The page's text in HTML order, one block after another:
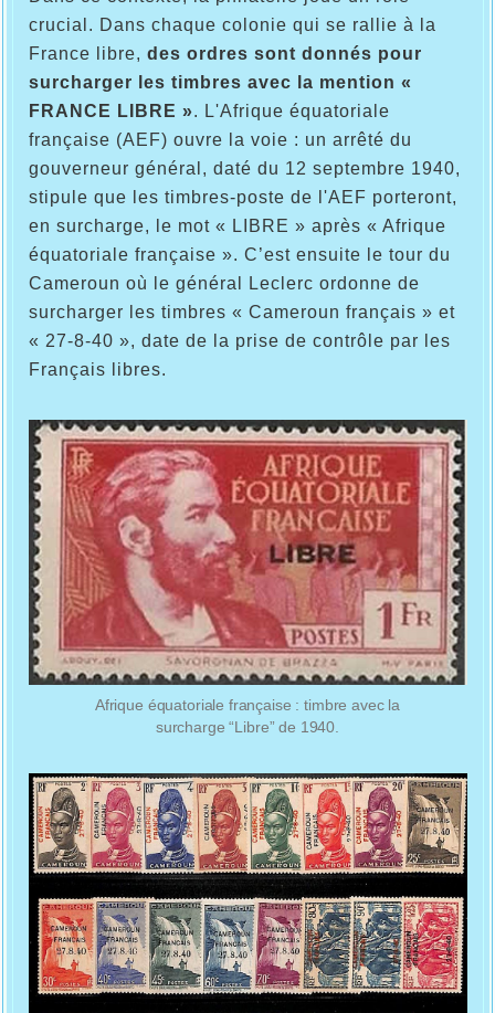
crucial. Dans chaque colonie qui se rallie à la
France libre, des ordres sont donnés pour
surcharger les timbres avec la mention «
FRANCE LIBRE ». L'Afrique équatoriale
française (AEF) ouvre la voie : un arrêté du
gouverneur général, daté du 12 septembre 1940,
stipule que les timbres-poste de l'AEF porteront,
en surcharge, le mot « LIBRE » après « Afrique
équatoriale française ». C’est ensuite le tour du
Cameroun où le général Leclerc ordonne de
surcharger les timbres « Cameroun français » et
« 27-8-40 », date de la prise de contrôle par les
Français libres.
Afrique équatoriale française : timbre avec la
surcharge “Libre” de 1940.